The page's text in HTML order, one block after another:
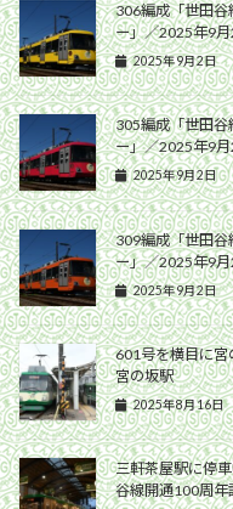
306編成「世田谷
ー」／2025年9
2025年9月2日
305編成「世田谷
ー」／2025年9
2025年9月2日
309編成「世田谷
ー」／2025年9
2025年9月2日
601号を横目に
宮の坂駅
2025年8月16日
三軒茶屋駅に停
谷線開通100周年